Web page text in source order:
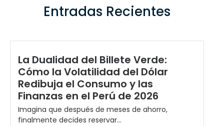
Entradas Recientes
La Dualidad del Billete Verde:
Cómo la Volatilidad del Dólar
Redibuja el Consumo y las
Finanzas en el Perú de 2026
Imagina que después de meses de ahorro,
finalmente decides reservar...